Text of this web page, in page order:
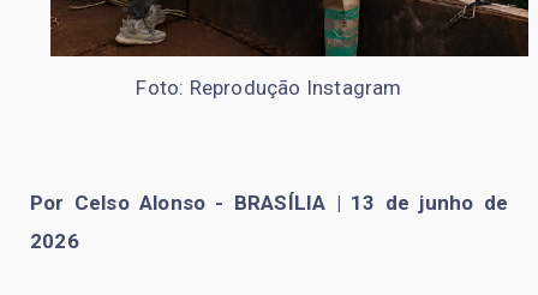
Foto: Reprodução Instagram
Por Celso Alonso - BRASÍLIA | 13 de junho de
2026